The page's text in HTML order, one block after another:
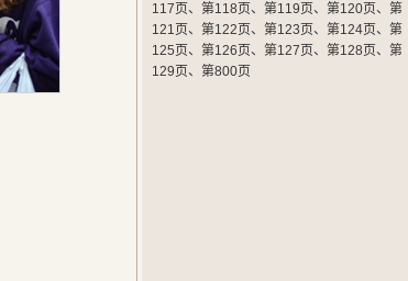
117页、 第118页、 第119页、 第120页、 第
121页、 第122页、 第123页、 第124页、 第
125页、 第126页、 第127页、 第128页、 第
129页、 第800页